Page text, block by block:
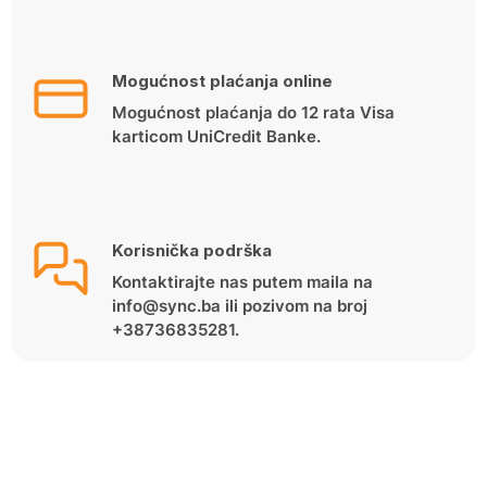
Mogućnost plaćanja online
Mogućnost plaćanja do 12 rata Visa
karticom UniCredit Banke.
Korisnička podrška
Kontaktirajte nas putem maila na
info@sync.ba ili pozivom na broj
+38736835281.